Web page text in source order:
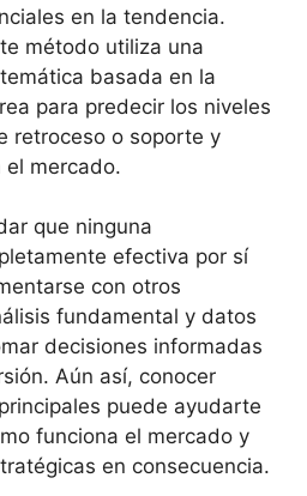
en la tendencia.
método utiliza una
basada en la
para predecir los niveles
retroceso o soporte y
el mercado.
que ninguna
efectiva por sí
con otros
fundamental y datos
decisiones informadas
Aún así, conocer
puede ayudarte
funciona el mercado y
en consecuencia.